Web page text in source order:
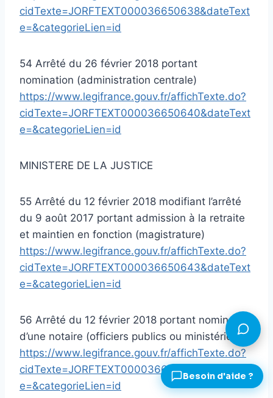
cidTexte=JORFTEXT000036650638&dateText
e=&categorieLien=id
54 Arrêté du 26 février 2018 portant
nomination (administration centrale)
https://www.legifrance.gouv.fr/affichTexte.do?
cidTexte=JORFTEXT000036650640&dateText
e=&categorieLien=id
MINISTERE DE LA JUSTICE
55 Arrêté du 12 février 2018 modifiant l’arrêté
du 9 août 2017 portant admission à la retraite
et maintien en fonction (magistrature)
https://www.legifrance.gouv.fr/affichTexte.do?
cidTexte=JORFTEXT000036650643&dateText
e=&categorieLien=id
56 Arrêté du 12 février 2018 portant nomination
d’une notaire (officiers publics ou ministériels)
https://www.legifrance.gouv.fr/affichTexte.do?
cidTexte=JORFTEXT000036650645&dateText
e=&categorieLien=id